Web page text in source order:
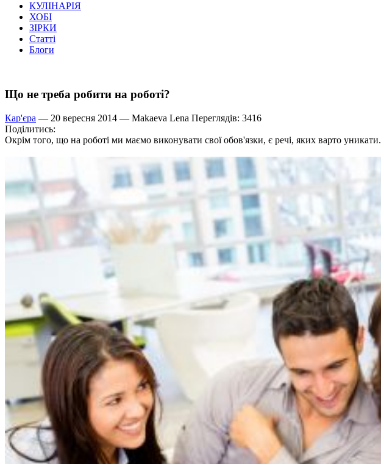
КУЛІНАРІЯ
ХОБІ
ЗІРКИ
Статті
Блоги
Що не треба робити на роботі?
Кар'єра — 20 вересня 2014 — Makaeva Lena Переглядів: 3416
Поділитись:
Окрім того, що на роботі ми маємо виконувати свої обов'язки, є речі, яких варто уникати.